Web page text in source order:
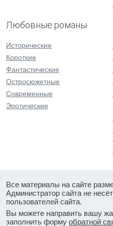
Любовные романы
Исторические
Короткие
Фантастические
Остросюжетные
Современные
Эротические
Все материалы на сайте
Администратор сайта не
пользователей сайта.
Вы можете направить вашу
заполнить форму обратной